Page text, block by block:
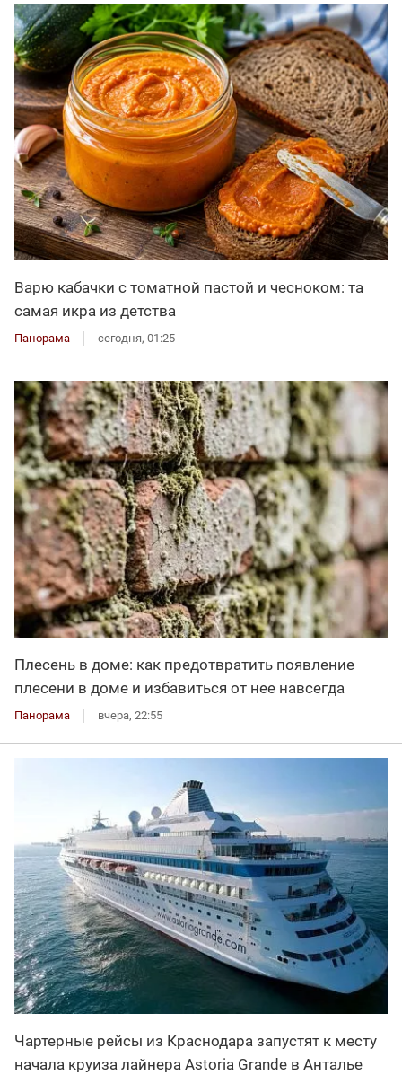
Варю кабачки с томатной пастой и чесноком: та
самая икра из детства
Панорама сегодня, 01:25
Плесень в доме: как предотвратить появление
плесени в доме и избавиться от нее навсегда
Панорама вчера, 22:55
Чартерные рейсы из Краснодара запустят к месту
начала круиза лайнера Astoria Grande в Анталье